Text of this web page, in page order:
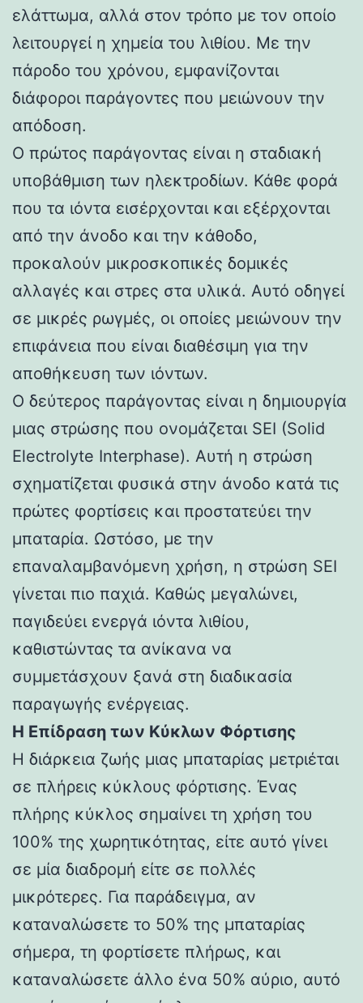
ελάττωμα, αλλά στον τρόπο με τον οποίο
λειτουργεί η χημεία του λιθίου. Με την
πάροδο του χρόνου, εμφανίζονται
διάφοροι παράγοντες που μειώνουν την
απόδοση.
Ο πρώτος παράγοντας είναι η σταδιακή
υποβάθμιση των ηλεκτροδίων. Κάθε φορά
που τα ιόντα εισέρχονται και εξέρχονται
από την άνοδο και την κάθοδο,
προκαλούν μικροσκοπικές δομικές
αλλαγές και στρες στα υλικά. Αυτό οδηγεί
σε μικρές ρωγμές, οι οποίες μειώνουν την
επιφάνεια που είναι διαθέσιμη για την
αποθήκευση των ιόντων.
Ο δεύτερος παράγοντας είναι η δημιουργία
μιας στρώσης που ονομάζεται SEI (Solid
Electrolyte Interphase). Αυτή η στρώση
σχηματίζεται φυσικά στην άνοδο κατά τις
πρώτες φορτίσεις και προστατεύει την
μπαταρία. Ωστόσο, με την
επαναλαμβανόμενη χρήση, η στρώση SEI
γίνεται πιο παχιά. Καθώς μεγαλώνει,
παγιδεύει ενεργά ιόντα λιθίου,
καθιστώντας τα ανίκανα να
συμμετάσχουν ξανά στη διαδικασία
παραγωγής ενέργειας.
Η Επίδραση των Κύκλων Φόρτισης
Η διάρκεια ζωής μιας μπαταρίας μετριέται
σε πλήρεις κύκλους φόρτισης. Ένας
πλήρης κύκλος σημαίνει τη χρήση του
100% της χωρητικότητας, είτε αυτό γίνει
σε μία διαδρομή είτε σε πολλές
μικρότερες. Για παράδειγμα, αν
καταναλώσετε το 50% της μπαταρίας
σήμερα, τη φορτίσετε πλήρως, και
καταναλώσετε άλλο ένα 50% αύριο, αυτό